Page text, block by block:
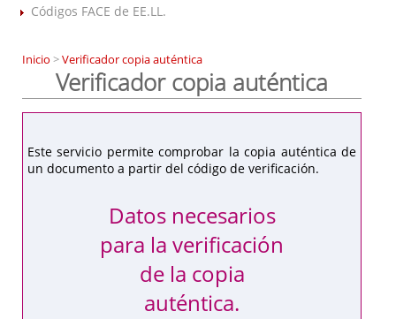
Códigos FACE de EE.LL.
Inicio >Verificador copia auténtica
Verificador copia auténtica
Este servicio permite comprobar la copia auténtica de
un documento a partir del código de verificación.
Datos necesarios
para la verificación
de la copia
auténtica.